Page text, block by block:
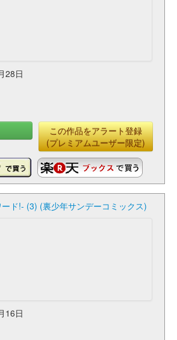
28日
この作品をアラート登録
(プレミアムユーザー限定)
ド!- (3) (裏少年サンデーコミックス)
16日